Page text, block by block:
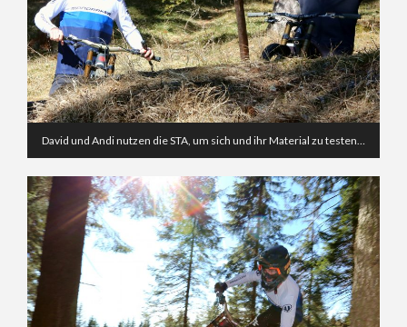
David und Andi nutzen die STA, um sich und ihr Material zu testen…